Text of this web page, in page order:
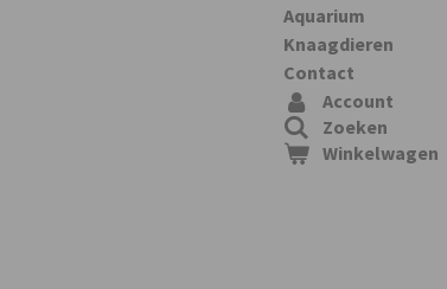
Aquarium
Knaagdieren
Contact
Account
Zoeken
Winkelwagen